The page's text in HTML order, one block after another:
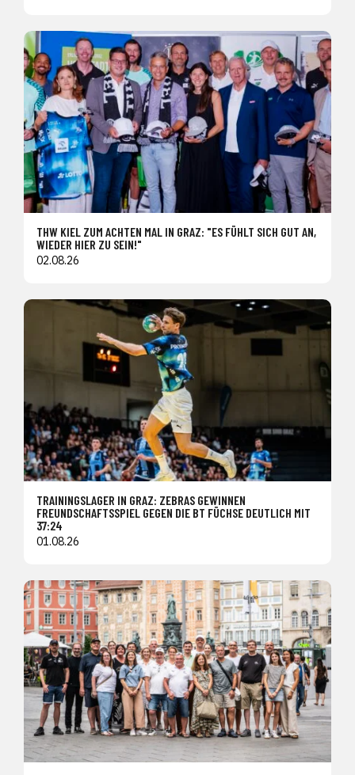
THW KIEL ZUM ACHTEN MAL IN GRAZ: "ES FÜHLT SICH GUT AN,
WIEDER HIER ZU SEIN!"
02.08.26
TRAININGSLAGER IN GRAZ: ZEBRAS GEWINNEN
FREUNDSCHAFTSSPIEL GEGEN DIE BT FÜCHSE DEUTLICH MIT
37:24
01.08.26